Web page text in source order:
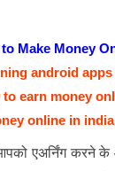
Make Money
android apps
to earn money
online in india
एअर्निंग करने के